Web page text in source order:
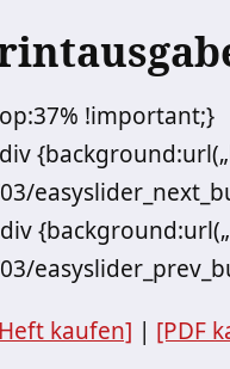
!important;}
kaufen] | [PDF